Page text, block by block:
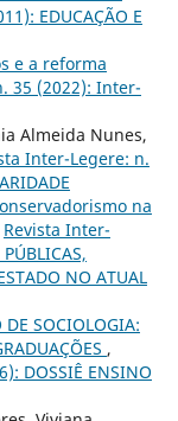
EDUCAÇÃO E
e a reforma
35 (2022): Inter-
Almeida Nunes,
Inter-Legere: n.
na
Revista Inter-
NO ATUAL
DE SOCIOLOGIA:
,
DOSSIÊ ENSINO